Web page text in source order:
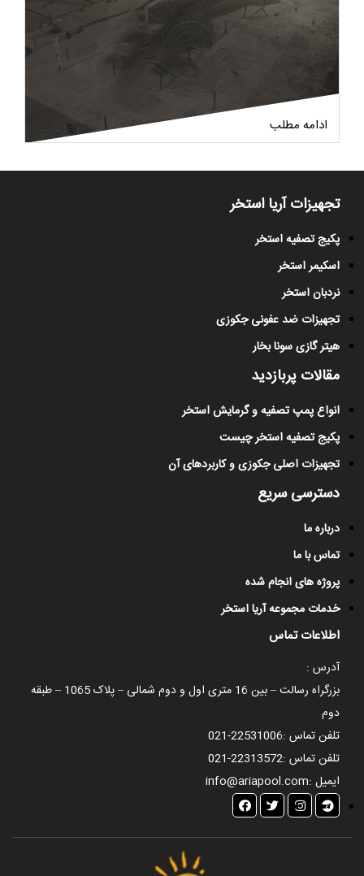
ادامه مطلب
تجهیزات آریا استخر
پکیج تصفیه استخر
اسکیمر استخر
نردبان استخر
تجهیزات ضد عفونی جکوزی
هیتر گازی سونا بخار
مقالات پربازدید
انواع پمپ تصفیه و گرمایش استخر
پکیج تصفیه استخر چیست
تجهیزات اصلی جکوزی و کاربردهای آن
دسترسی سریع
درباره ما
تماس با ما
پروژه های انجام شده
خدمات مجموعه آریا استخر
اطلاعات تماس
آدرس :
بزرگراه رسالت – بین 16 متری اول و دوم شمالی – پلاک 1065 – طبقه
دوم
تلفن تماس :021-22531006
تلفن تماس :021-22313572
ایمیل :info@ariapool.com